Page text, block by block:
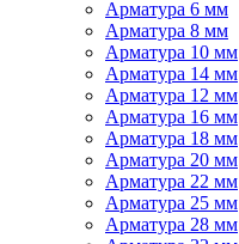
Арматура 6 мм
Арматура 8 мм
Арматура 10 мм
Арматура 14 мм
Арматура 12 мм
Арматура 16 мм
Арматура 18 мм
Арматура 20 мм
Арматура 22 мм
Арматура 25 мм
Арматура 28 мм